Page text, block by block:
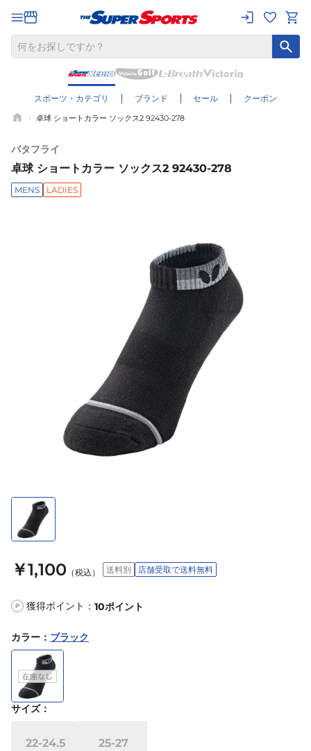
スポーツ・カテゴリ ブランド セール クーポン
卓球 ショートカラー ソックス2 92430-278
バタフライ
卓球 ショートカラー ソックス2 92430-278
MENS LADIES
￥1,100 （税込） 送料別 店舗受取で送料無料
P 獲得ポイント： 10ポイント
カラー ： ブラック
サイズ：
22-24.5 25-27